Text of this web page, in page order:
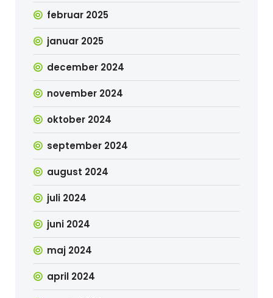
februar 2025
januar 2025
december 2024
november 2024
oktober 2024
september 2024
august 2024
juli 2024
juni 2024
maj 2024
april 2024